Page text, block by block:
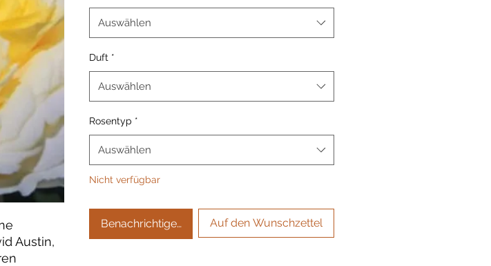
Austin,
Auswählen
Duft *
Auswählen
Rosentyp *
Auswählen
Nicht verfügbar
Benachrichtigen lassenAuf den Wunschzettel